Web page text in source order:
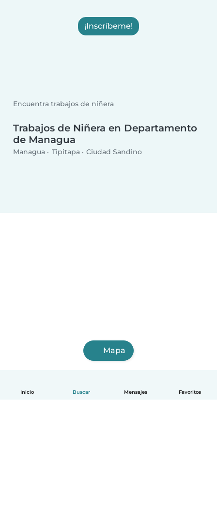
Inicio Buscar Mensajes Favoritos
¡Inscríbeme!
Encuentra trabajos de niñera
Trabajos de Niñera en Departamento
de Managua
Managua Tipitapa Ciudad Sandino
Mapa